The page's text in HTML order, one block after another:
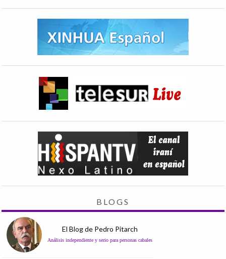
BLOGS
El Blog de Pedro Pitarch
Análisis independiente y serio para personas cabales